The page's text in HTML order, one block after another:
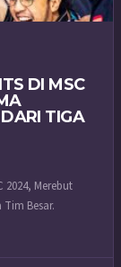
DI MSC
TIGA
2024, Merebut
Besar.